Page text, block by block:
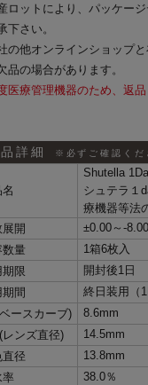
ロットにより、パッケー
下さい。
の他オンラインショップ
品の場合があります。
医療管理機器のため、返
詳細 ※必ずご確認くだ
Shutella
シュテラ１
療機器等法
展開
±0.00～‐8.00
数量
1箱6枚入
限
開封後1日
間
終日装用（
ースカーブ)
8.6mm
レンズ直径)
14.5mm
径
13.8mm
率
38.0％